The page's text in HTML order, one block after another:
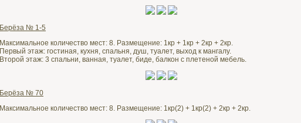
Берёза № 1-5
Максимальное количество мест: 8. Размещение: 1кр + 1кр + 2кр + 2кр.
Первый этаж: гостиная, кухня, спальня, душ, туалет, выход к мангалу.
Второй этаж: 3 спальни, ванная, туалет, биде, балкон с плетеной мебель.
Берёза № 70
Максимальное количество мест: 8. Размещение: 1кр(2) + 1кр(2) + 2кр + 2кр.